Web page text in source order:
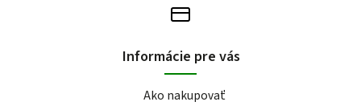
Informácie pre vás
Ako nakupovať